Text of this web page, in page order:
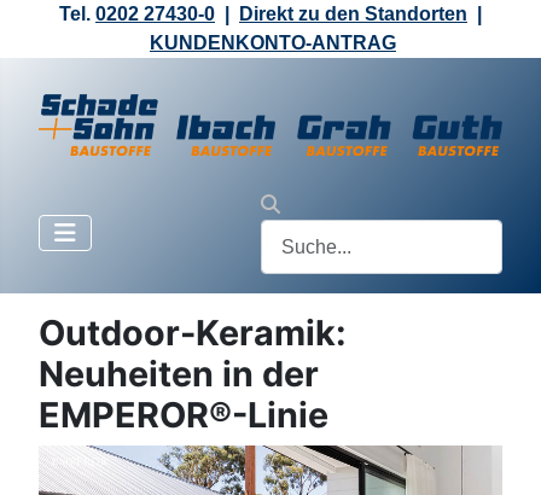
Tel. 0202 27430-0 Direkt zu den Standorten
KUNDENKONTO-ANTRAG
Outdoor-Keramik:
Neuheiten in der
EMPEROR®-Linie